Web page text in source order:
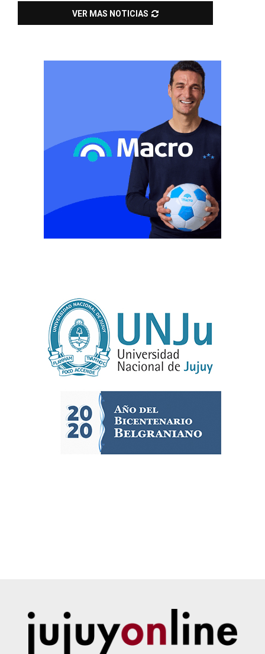
VER MAS NOTICIAS